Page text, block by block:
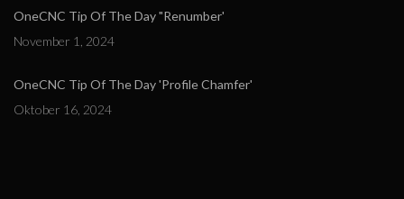
OneCNC Tip Of The Day "Renumber'
November 1, 2024
OneCNC Tip Of The Day 'Profile Chamfer'
Oktober 16, 2024